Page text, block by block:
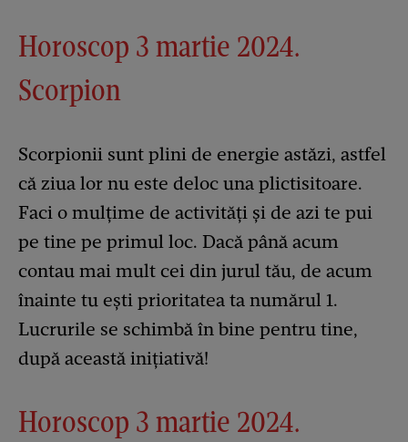
Horoscop 3 martie 2024.
Scorpion
Scorpionii sunt plini de energie astăzi, astfel
că ziua lor nu este deloc una plictisitoare.
Faci o mulțime de activități și de azi te pui
pe tine pe primul loc. Dacă până acum
contau mai mult cei din jurul tău, de acum
înainte tu ești prioritatea ta numărul 1.
Lucrurile se schimbă în bine pentru tine,
după această inițiativă!
Horoscop 3 martie 2024.